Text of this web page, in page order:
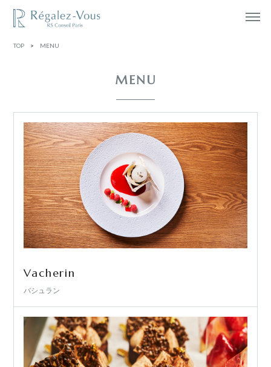
TOP > MENU
MENU
Vacherin
バシュラン